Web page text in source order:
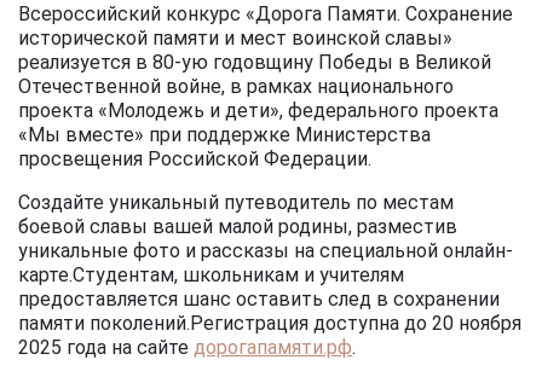
Всероссийский конкурс «Дорога Памяти. Сохранение
исторической памяти и мест воинской славы»
реализуется в 80-ую годовщину Победы в Великой
Отечественной войне, в рамках национального
проекта «Молодежь и дети», федерального проекта
«Мы вместе» при поддержке Министерства
просвещения Российской Федерации.
Создайте уникальный путеводитель по местам
боевой славы вашей малой родины, разместив
уникальные фото и рассказы на специальной онлайн-
карте.Студентам, школьникам и учителям
предоставляется шанс оставить след в сохранении
памяти поколений.Регистрация доступна до 20 ноября
2025 года на сайте дорогапамяти.рф.